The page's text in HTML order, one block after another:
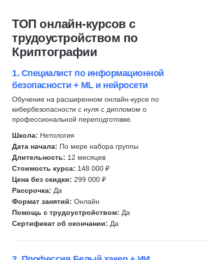
Разработка
Ruby
Робототехника
Вайб-кодинг
Нейронные сети
Swift
Kotlin
Тестирование на проникновение
Тестирование мобильных приложений
Тестирование API
Тестирование UI
Ручное тестирование
Автоматизация тестирования
Frontend-разработка
C#
Верстка сайта
Сетевые технологии
QA
Go (Golang)
Автоматизация тестирования
JavaScript
SQL
Linux
DevOps
Bash
Kubernetes
Backend-разработка
Frontend-разработка
JavaScript
Fullstack-разработка
C#
C/C++
Веб-разработка
Swift
Разработка мобильных приложений
Разработка
Инженер по ручному тестированию
Инженер по автоматизации тестирования
1С разработка
ТОП онлайн-курсов с
трудоустройством по
Криптографии
1. Специалист по информационной
безопасности + ML и нейросети
Обучение на расширенном онлайн-курсе по
кибербезопасности с нуля с дипломом о
профессиональной переподготовке.
Школа: Нетология
Дата начала: По мере набора группы
Длительность: 12 месяцев
Стоимость курса: 148 000 ₽
Цена без скидки: 299 000 ₽
Рассрочка: Да
Формат занятий: Онлайн
Помощь с трудоустройством: Да
Сертификат об окончании: Да